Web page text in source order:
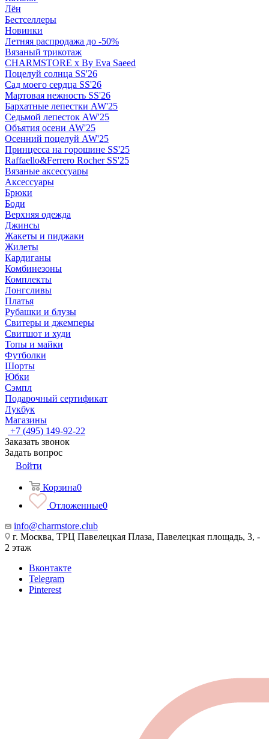
Лён
Бестселлеры
Новинки
Летняя распродажа до -50%
Вязаный трикотаж
CHARMSTORE х By Eva Saeed
Поцелуй солнца SS'26
Сад моего сердца SS'26
Мартовая нежность SS'26
Бархатные лепестки AW'25
Седьмой лепесток AW'25
Объятия осени AW'25
Осенний поцелуй AW'25
Принцесса на горошине SS'25
Raffaello&Ferrero Rocher SS'25
Вязаные аксессуары
Аксессуары
Брюки
Боди
Верхняя одежда
Джинсы
Жакеты и пиджаки
Жилеты
Кардиганы
Комбинезоны
Комплекты
Лонгсливы
Платья
Рубашки и блузы
Свитеры и джемперы
Свитшот и худи
Топы и майки
Футболки
Шорты
Юбки
Сэмпл
Подарочный сертификат
Лукбук
Магазины
+7 (495) 149-92-22
Заказать звонок
Задать вопрос
Войти
Корзина0
Отложенные0
info@charmstore.club
г. Москва, ТРЦ Павелецкая Плаза, Павелецкая площадь, 3, -
2 этаж
Вконтакте
Telegram
Pinterest